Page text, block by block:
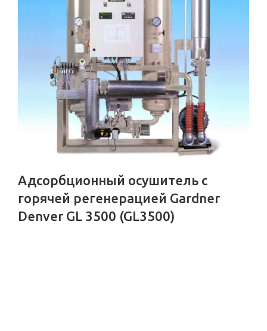
Адсорбционный осушитель c
горячей регенерацией Gardner
Denver GL 3500 (GL3500)